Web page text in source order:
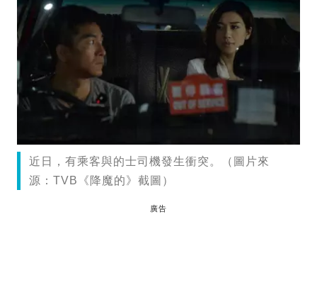
近日，有乘客與的士司機發生衝突。（圖片來
源：TVB《降魔的》截圖）
廣告